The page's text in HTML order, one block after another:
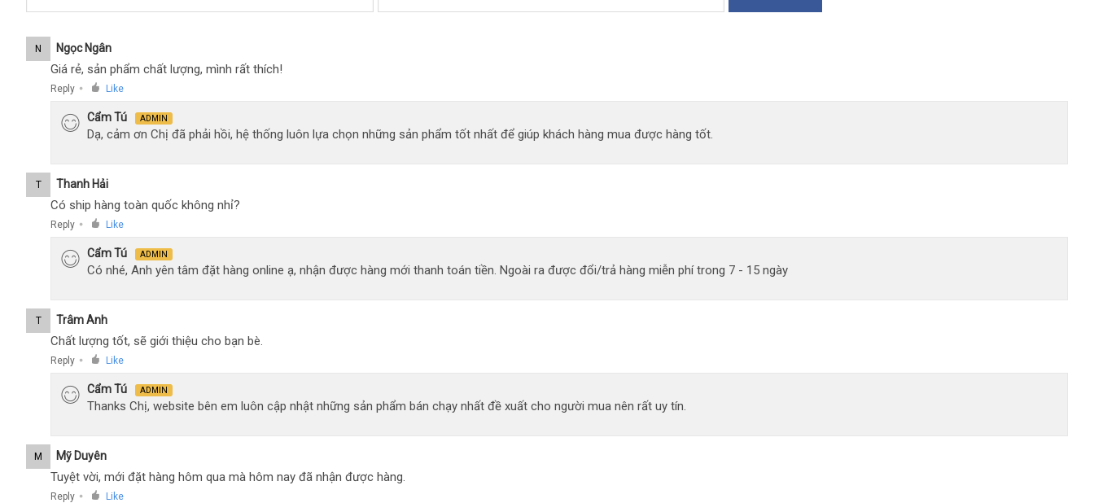
N Ngọc Ngân
Giá rẻ, sản phẩm chất lượng, mình rất thích!
Reply ● Like
Cẩm Tú ADMIN
Dạ, cảm ơn Chị đã phải hồi, hệ thống luôn lựa chọn những sản phẩm tốt nhất để giúp khách hàng mua được hàng tốt.
T Thanh Hải
Có ship hàng toàn quốc không nhỉ?
Reply ● Like
Cẩm Tú ADMIN
Có nhé, Anh yên tâm đặt hàng online ạ, nhận được hàng mới thanh toán tiền. Ngoài ra được đổi/trả hàng miễn phí trong 7 - 15 ngày
T Trâm Anh
Chất lượng tốt, sẽ giới thiệu cho bạn bè.
Reply ● Like
Cẩm Tú ADMIN
Thanks Chị, website bên em luôn cập nhật những sản phẩm bán chạy nhất đề xuất cho người mua nên rất uy tín.
M Mỹ Duyên
Tuyệt vời, mới đặt hàng hôm qua mà hôm nay đã nhận được hàng.
Reply ● Like